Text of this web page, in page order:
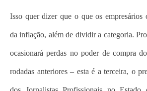
Isso quer dizer que o que os empresários
da inflação, além de dividir a categoria.
ocasionará perdas no poder de compra
rodadas anteriores – esta é a terceira, o